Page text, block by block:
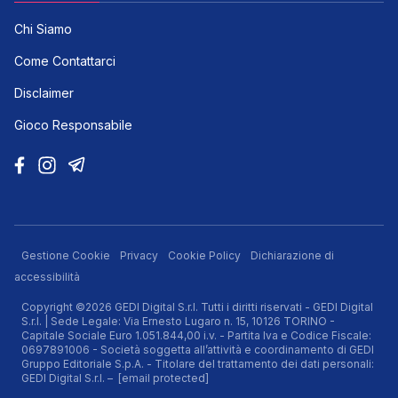
Chi Siamo
Come Contattarci
Disclaimer
Gioco Responsabile
Gestione Cookie Privacy Cookie Policy
Dichiarazione di
accessibilità
Copyright ©2026 GEDI Digital S.r.l. Tutti i diritti riservati - GEDI Digital
S.r.l. | Sede Legale: Via Ernesto Lugaro n. 15, 10126 TORINO -
Capitale Sociale Euro 1.051.844,00 i.v. - Partita Iva e Codice Fiscale:
0697891006 - Società soggetta all’attività e coordinamento di GEDI
Gruppo Editoriale S.p.A. - Titolare del trattamento dei dati personali:
GEDI Digital S.r.l. – [email protected]